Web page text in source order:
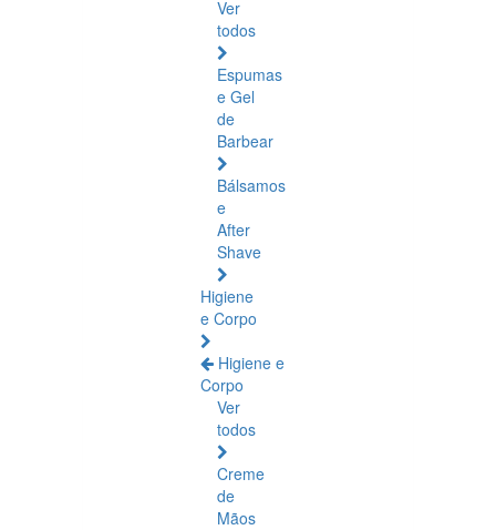
Ver
todos
Espumas
e Gel
de
Barbear
Bálsamos
e
After
Shave
Higiene
e Corpo
Higiene e
Corpo
Ver
todos
Creme
de
Mãos